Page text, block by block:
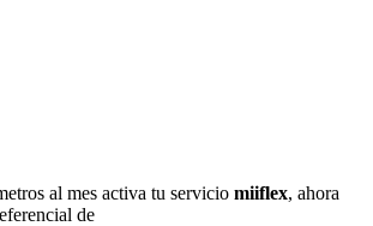
al mes activa tu servicio miiflex, ahora
de